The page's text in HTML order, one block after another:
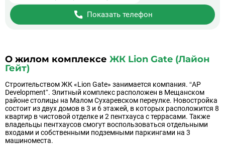
Показать телефон
О жилом комплексе ЖК Lion Gate (Лайон
Гейт)
Строительством ЖК «Lion Gate» занимается компания. “AP
Development”. Элитный комплекс расположен в Мещанском
районе столицы на Малом Сухаревском переулке. Новостройка
состоит из двух домов в 3 и 6 этажей, в которых расположится 8
квартир в чистовой отделке и 2 пентхауса с террасами. Также
владельцы пентхаусов смогут воспользоваться отдельными
входами и собственными подземными паркингами на 3
машиноместа.